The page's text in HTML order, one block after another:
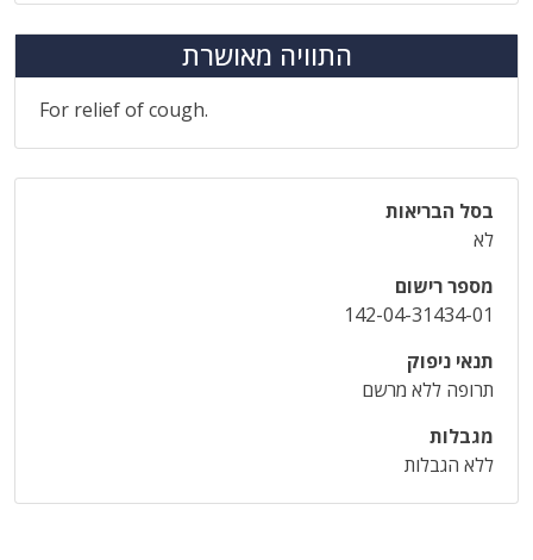
התוויה מאושרת
For relief of cough.
בסל הבריאות
לא
מספר רישום
142-04-31434-01
תנאי ניפוק
תרופה ללא מרשם
מגבלות
ללא הגבלות